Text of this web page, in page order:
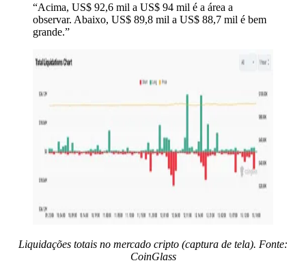
“Acima, US$ 92,6 mil a US$ 94 mil é a área a
observar. Abaixo, US$ 89,8 mil a US$ 88,7 mil é bem
grande.”
Liquidações totais no mercado cripto (captura de tela). Fonte:
CoinGlass